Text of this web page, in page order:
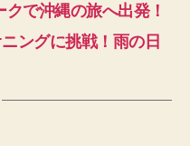
で沖縄の旅へ出発！
ングに挑戦！雨の日